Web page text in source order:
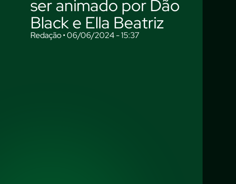
ser animado por Dão
Black e Ella Beatriz
Redação • 06/06/2024 - 15:37